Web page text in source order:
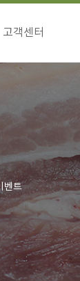
고객센터
점주님방
벤트